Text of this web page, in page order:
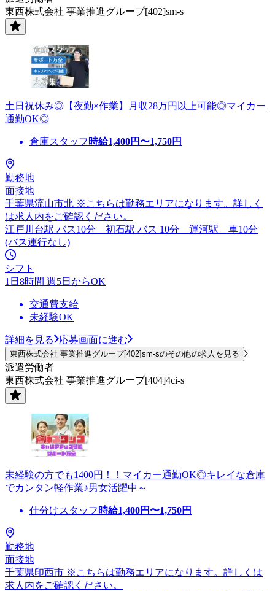
東西株式会社 事業推進グループ[402]sm-s
土日祝休み◎【夜勤×作業】月収28万円以上可能◎マイカー
通勤OK◎
倉庫スタッフ 時給1,400円〜1,750円
勤務地
面接地
千葉県流山市北 ※こちらは勤務エリアになります。詳しく
は求人内をご確認ください。
江戸川台駅 バス10分 初石駅 バス 10分 運河駅 車10分
(バス運行なし)
シフト
1日8時間 週5日からOK
交通費支給
未経験OK
詳細を見る 応募画面に進む
東西株式会社 事業推進グループ[402]sm-sのその他の求人を見る
派遣労働者
東西株式会社 事業推進グループ[404]4ci-s
未経験の方でも1400円！！マイカー通勤OK◎キレイな倉庫
でカンタン軽作業♪男女活躍中～
仕分けスタッフ 時給1,400円〜1,750円
勤務地
面接地
千葉県印西市 ※こちらは勤務エリアになります。詳しくは
求人内をご確認ください。